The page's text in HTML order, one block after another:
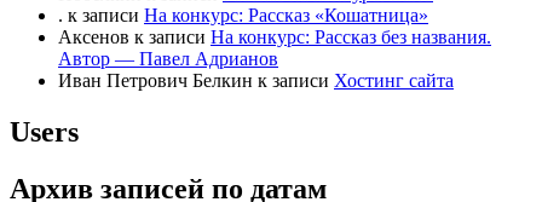
. к записи На конкурс: Рассказ «Кошатница»
Аксенов к записи На конкурс: Рассказ без названия.
Автор — Павел Адрианов
Иван Петрович Белкин к записи Хостинг сайта
Users
Архив записей по датам